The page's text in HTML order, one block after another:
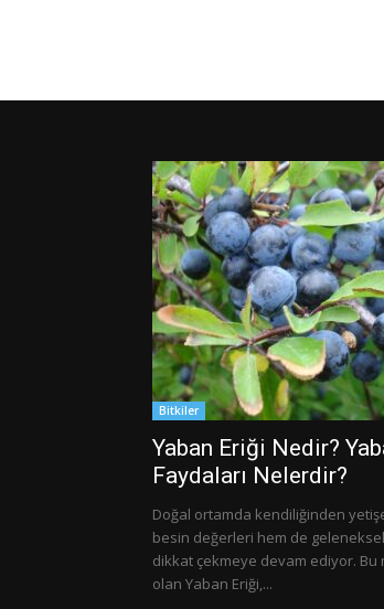
Bitkiler
Yaban Eriği Nedir?
Faydaları Nelerdir?
Doğal ortamda kendiliğinden
besin değerleri hem de geleneksel
dikkat çekmeye devam ediyor.
olan Yaban Eriği,...